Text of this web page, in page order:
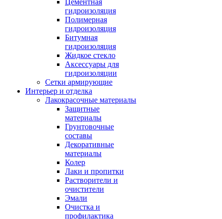
Цементная
гидроизоляция
Полимерная
гидроизоляция
Битумная
гидроизоляция
Жидкое стекло
Аксессуары для
гидроизоляции
Сетки армирующие
Интерьер и отделка
Лакокрасочные материалы
Защитные
материалы
Грунтовочные
составы
Декоративные
материалы
Колер
Лаки и пропитки
Растворители и
очистители
Эмали
Очистка и
профилактика